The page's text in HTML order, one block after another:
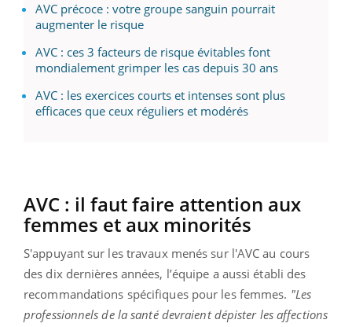
AVC précoce : votre groupe sanguin pourrait
augmenter le risque
AVC : ces 3 facteurs de risque évitables font
mondialement grimper les cas depuis 30 ans
AVC : les exercices courts et intenses sont plus
efficaces que ceux réguliers et modérés
AVC : il faut faire attention aux
femmes et aux minorités
S'appuyant sur les travaux menés sur l'AVC au cours
des dix dernières années, l’équipe a aussi établi des
recommandations spécifiques pour les femmes. "Les
professionnels de la santé devraient dépister les affections